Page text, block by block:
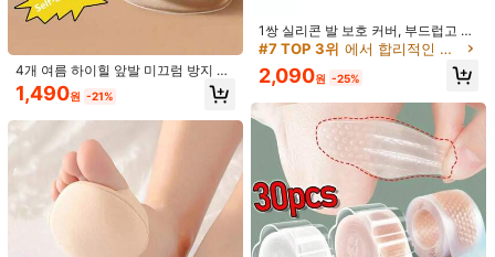
👍🏻👍🏻👍🏻👍🏻👍🏻😊😊😊😊😊😊😊😊😊😊😊😊😊😊😊😊😊😊😊
😊😊😊😊😊😊🤍🤍🤍🤍🤍🤍🤍🤍🤍🤍🤍🤍🤍🤍🤍🤍🤍🤍🤍🤍🤍🤍🤍
🤍😊😊😊😊😊😊😊😊😊😊😊😊😊😊😊🤍🤍🤍🤍🤍🤍🤍🤍🤍🤍🤍🤍🤍
🤍🤍🤍🤍🤍لقد
بعضالمنتجات الرائعةفيشيإن!هذهالمنتجات
فيسلة التسوق بهابشدة للجميع! h حلووووووو
حبيت
شيانشكرا👍🏻👍🏻👍🏻👍🏻☺️ 😘😘😘😘😘😘😘😘👍🏻
شي
😘😘😘😘😘😘😘😘😘😘😘😘😘😘😘😘😘😘
제품 세부 정보
소재:
폴리염화비닐
스타일 유형:
여러 가지 빛깔의
더 보기
마음에 드실 거예요.
홈 방직품 뷰티&헬스 속옷 & 잠옷 신발 스포츠 & 아웃
4개 여름 하이힐 앞발 미끄럼 방지 패
드, 스펀지 소재로 제작, 땀 흡수 및 쿠
션 기능, 미끄럼 방지 앞 밑창 패드 |
발 미끄러짐 / 발 통증을 쉽게 해결! 고
탄성 미끄럼 방지 소재, 땀 흡수 및 통
기성으로 끈적이는 느낌에 작별, 쿠션
및 압력 완화로 앞발 압력을 완화, 샌
들과 하이힐에 적합, 장시간 걷기와 서
기에 부드럽고 편안함, 미끄럼 방지 앞
발 패드, 여성 전용 / 결혼식 / 휴가 / 데
이트 / 선물 / 생일 선물 / 부활절 선물
에 완벽한 선택 (1/2/4개 선택 가능)
1,490원 -21%
1쌍 실리콘 발 보호 커버, 부드럽고 통
기성, 발가락 사이 마찰 방지
#7 TOP 3위 에서 합리적인 가격의 필수품 일일 보호 장비
2,090원 -25%